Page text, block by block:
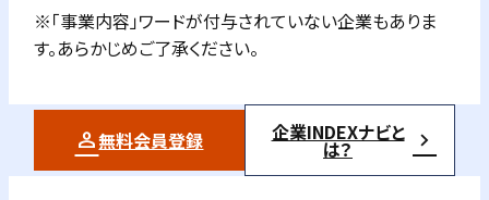
※「事業内容」ワードが付与されていない企業もありま
す。あらかじめご了承ください。
無料会員登録 企業INDEXナビと
は？